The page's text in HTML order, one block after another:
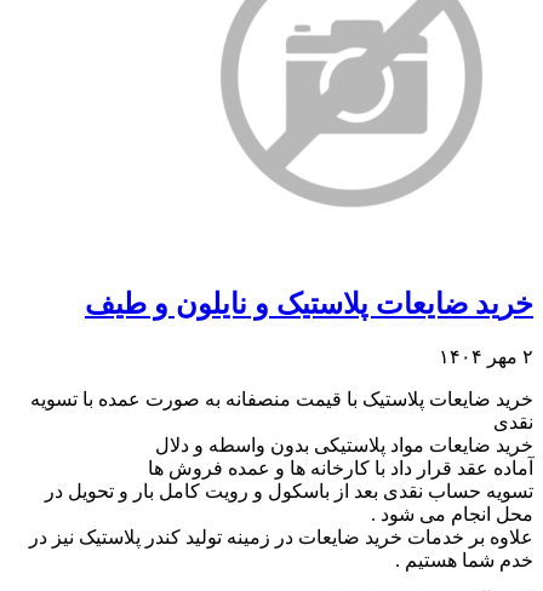
خرید ضایعات پلاستیک و نایلون و طیف
۲ مهر ۱۴۰۴
خرید ضایعات پلاستیک با قیمت منصفانه به صورت عمده با تسویه
نقدی
خرید ضایعات مواد پلاستیکی بدون واسطه و دلال
آماده عقد قرار داد با کارخانه ها و عمده فروش ها
تسویه حساب نقدی بعد از باسکول و رویت کامل بار و تحویل در
محل انجام می شود .
علاوه بر خدمات خرید ضایعات در زمینه تولید کندر پلاستیک نیز در
خدم شما هستیم .